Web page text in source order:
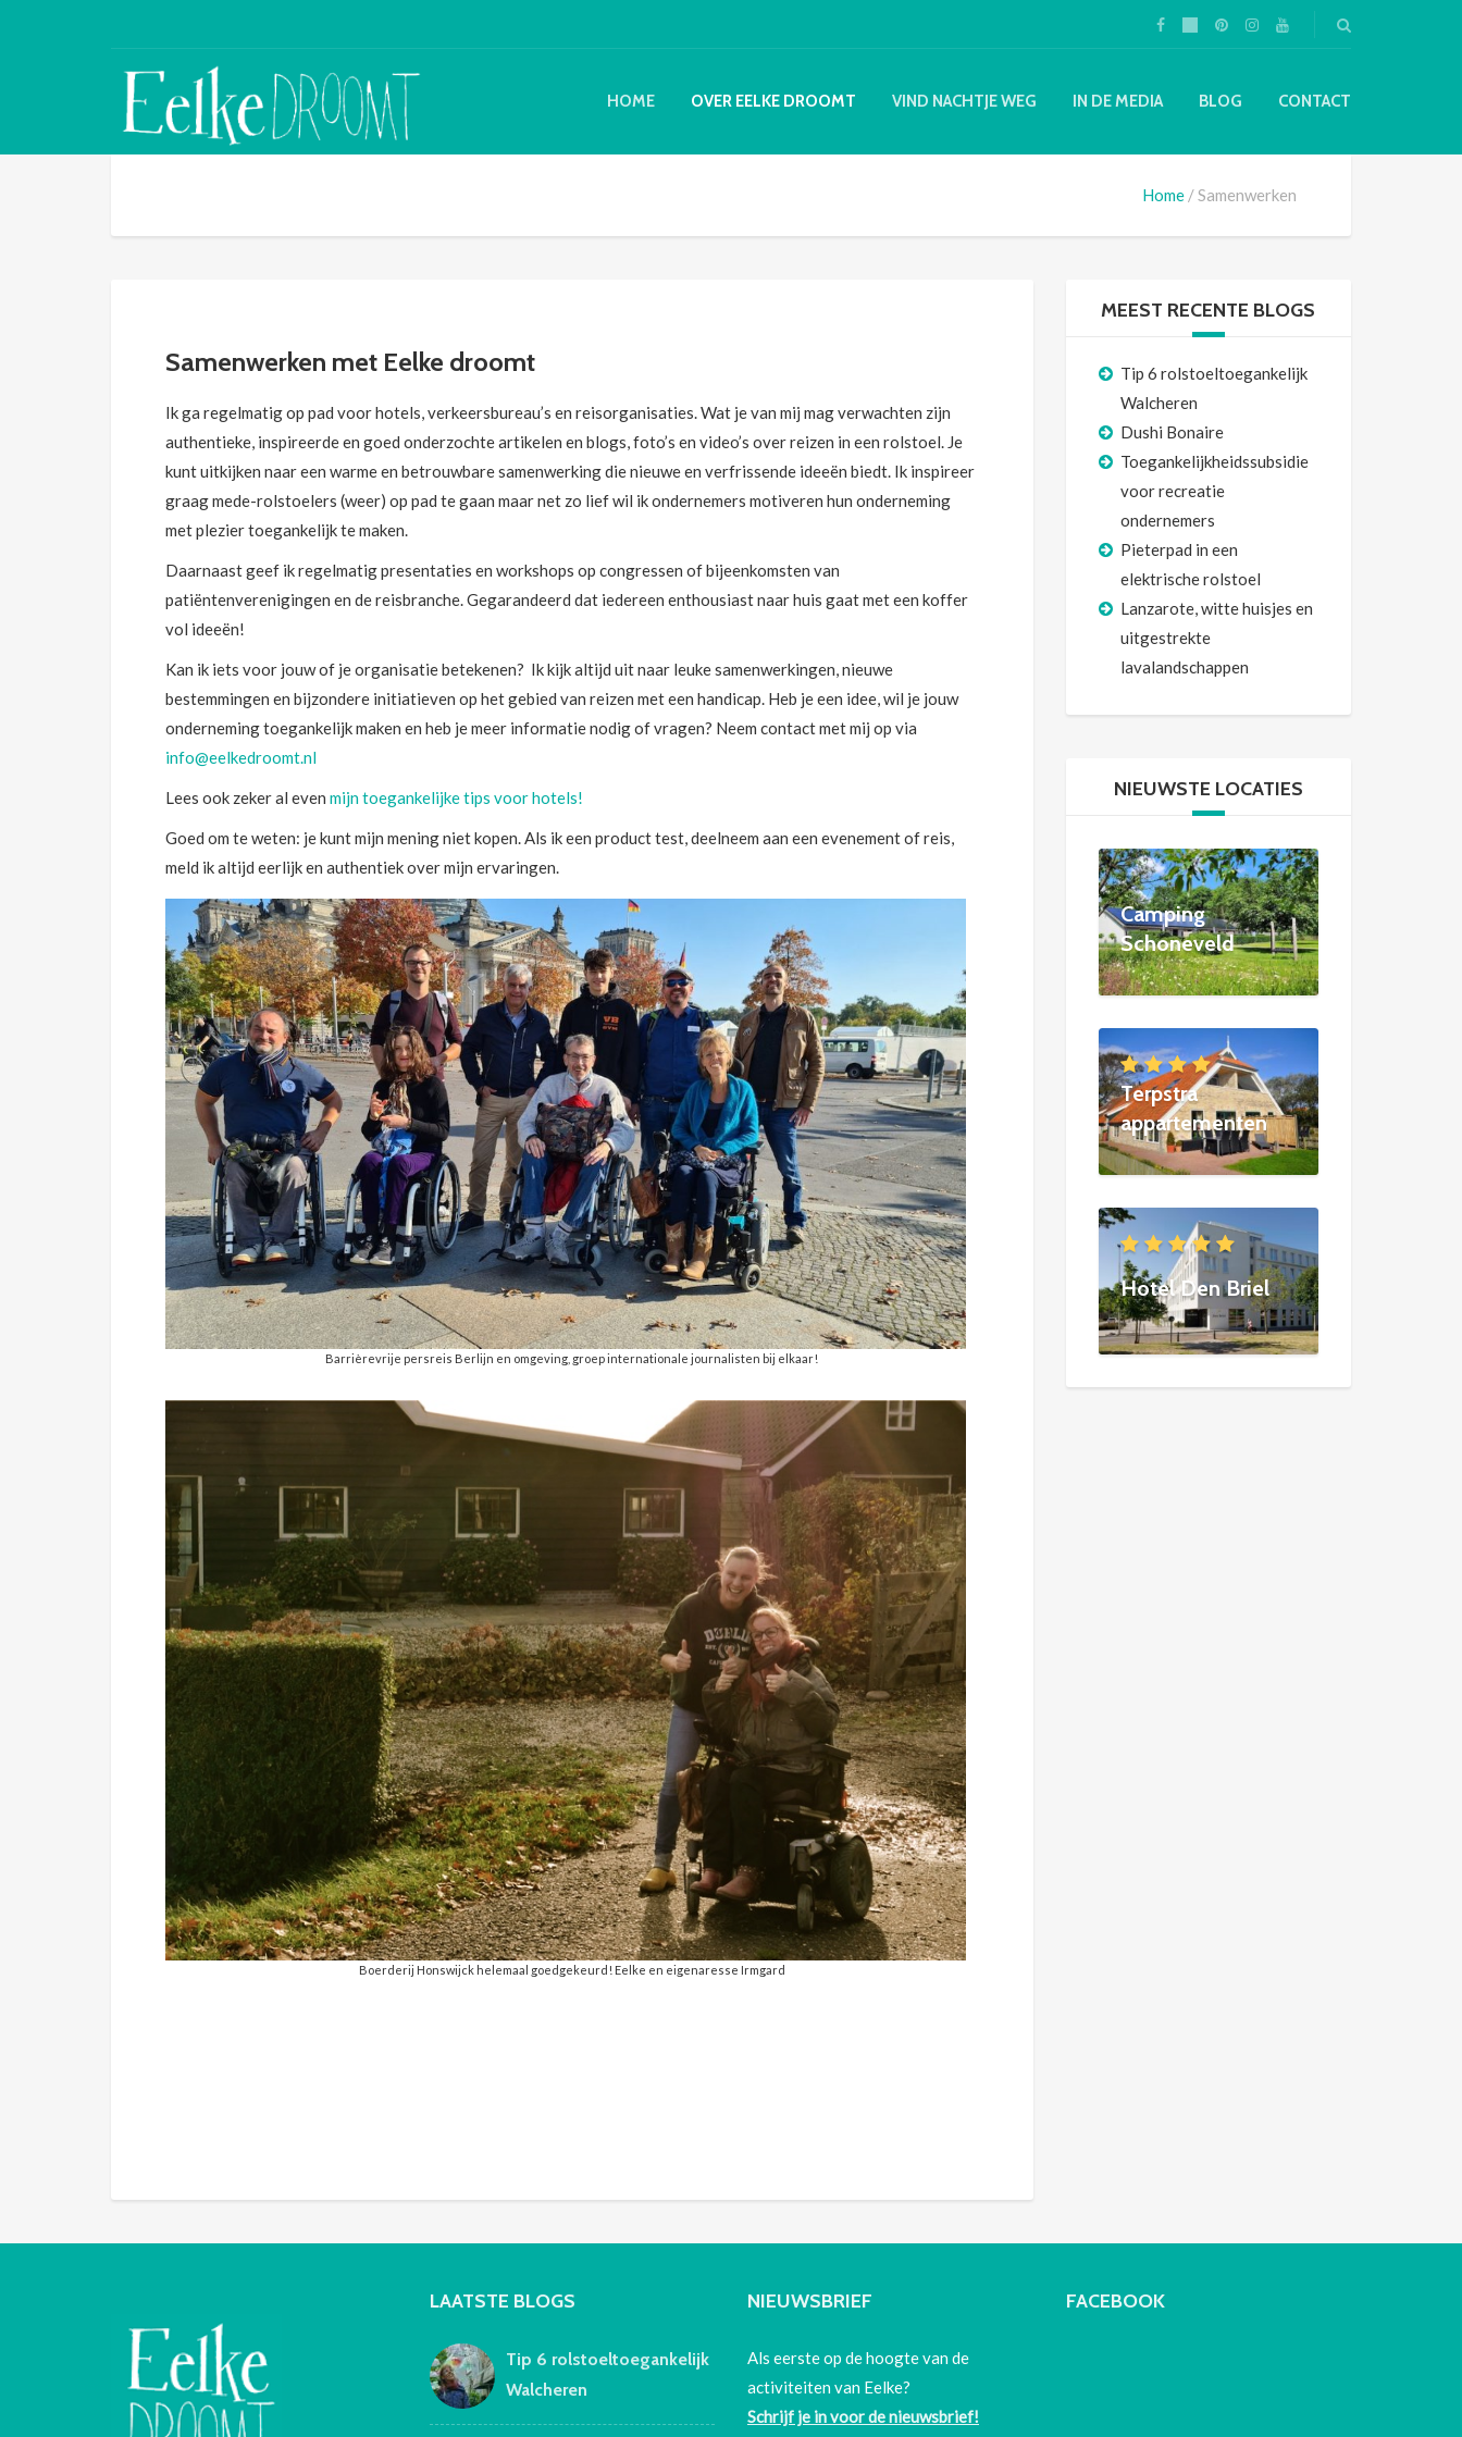
HOME OVER EELKE DROOMT VIND NACHTJE WEG IN DE MEDIA BLOG CONTACT
Home Samenwerken
Samenwerken met Eelke droomt
Ik ga regelmatig op pad voor hotels, verkeersbureau’s en reisorganisaties. Wat je van mij mag verwachten zijn
authentieke, inspireerde en goed onderzochte artikelen en blogs, foto’s en video’s over reizen in een rolstoel. Je
kunt uitkijken naar een warme en betrouwbare samenwerking die nieuwe en verfrissende ideeën biedt. Ik inspireer
graag mede-rolstoelers (weer) op pad te gaan maar net zo lief wil ik ondernemers motiveren hun onderneming
met plezier toegankelijk te maken.
Daarnaast geef ik regelmatig presentaties en workshops op congressen of bijeenkomsten van
patiëntenverenigingen en de reisbranche. Gegarandeerd dat iedereen enthousiast naar huis gaat met een koffer
vol ideeën!
Kan ik iets voor jouw of je organisatie betekenen? Ik kijk altijd uit naar leuke samenwerkingen, nieuwe
bestemmingen en bijzondere initiatieven op het gebied van reizen met een handicap. Heb je een idee, wil je jouw
onderneming toegankelijk maken en heb je meer informatie nodig of vragen? Neem contact met mij op via
info@eelkedroomt.nl
Lees ook zeker al even mijn toegankelijke tips voor hotels!
Goed om te weten: je kunt mijn mening niet kopen. Als ik een product test, deelneem aan een evenement of reis,
meld ik altijd eerlijk en authentiek over mijn ervaringen.
Barrièrevrije persreis Berlijn en omgeving, groep internationale journalisten bij elkaar!
Boerderij Honswijck helemaal goedgekeurd! Eelke en eigenaresse Irmgard
MEEST RECENTE BLOGS
Tip 6 rolstoeltoegankelijk
Walcheren
Dushi Bonaire
Toegankelijkheidssubsidie
voor recreatie
ondernemers
Pieterpad in een
elektrische rolstoel
Lanzarote, witte huisjes en
uitgestrekte
lavalandschappen
NIEUWSTE LOCATIES
Camping
Schoneveld
Terpstra
appartementen
Hotel Den Briel
LAATSTE BLOGS
Tip 6 rolstoeltoegankelijk
Walcheren
NIEUWSBRIEF
Als eerste op de hoogte van de
activiteiten van Eelke?
Schrijf je in voor de nieuwsbrief!
FACEBOOK